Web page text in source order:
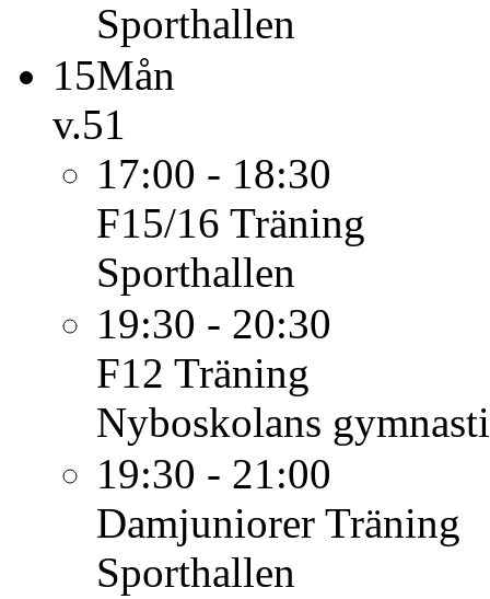
Sporthallen
15Mån
v.51
17:00 - 18:30
F15/16 Träning
Sporthallen
19:30 - 20:30
F12 Träning
Nyboskolans
19:30 - 21:00
Damjuniorer Träning
Sporthallen